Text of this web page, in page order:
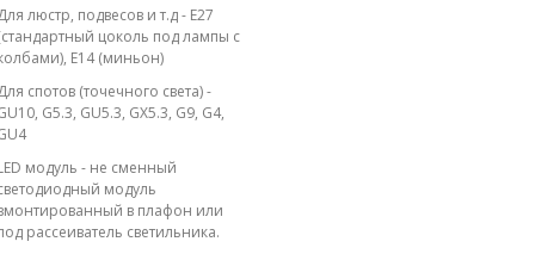
люстр, подвесов и т.д - E27
цоколь под лампы с
E14 (миньон)
спотов (точечного света) -
G5.3, GU5.3, GX5.3, G9, G4,
модуль - не сменный
модуль
в плафон или
рассеиватель светильника.